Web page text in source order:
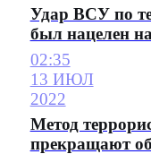
Удар ВСУ по
был нацелен
02:35
13 ИЮЛ
2022
Метод
прекращают